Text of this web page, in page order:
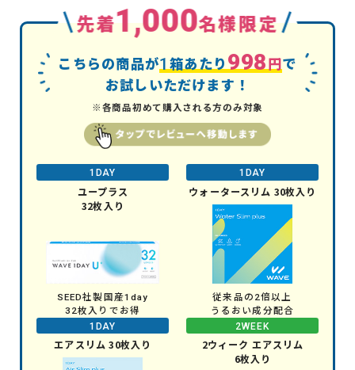
先着1,000名様限定
こちらの商品が1箱あたり 998 円 で
お試しいただけます！
※各商品初めて購入される方のみ対象
1DAY
ユープラス
32枚入り
SEED社製国産1day
32枚入りでお得
1DAY
ウォータースリム 30枚入り
従来品の2倍以上
うるおい成分配合
1DAY
エアスリム 30枚入り
2WEEK
2ウィーク エアスリム
6枚入り